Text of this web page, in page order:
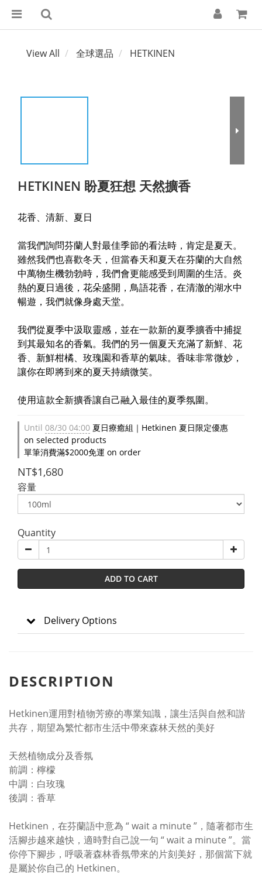
View All 全球選品 HETKINEN
HETKINEN 盼夏狂想 天然擴香
花香、清新、夏日
當我們詢問芬蘭人對最佳季節的看法時，肯定是夏天。
雖然我們也喜歡冬天，但當春天和夏天在芬蘭的大自然
中萬物生機勃勃時，我們會更能感受到周圍的生活。炎
熱的夏日過後，花朵盛開，鳥語花香，在清澈的湖水中
暢遊，我們就像身處天堂。
我們從夏季中汲取靈感，並在一款新的夏季擴香中捕捉
到其最知名的香氣。我們的另一個夏天充滿了新鮮、花
香、新鮮柑橘、玫瑰園和香草的氣味。香味非常微妙，
讓你在即將到來的夏天持續微笑。
使用這款全新擴香讓自己融入最佳的夏季氛圍。
Until 08/30 04:00 夏日療癒組｜Hetkinen 夏日限定優惠
on selected products
單筆消費滿$2000免運 on order
NT$1,680
容量
Quantity
ADD TO CART
Delivery Options
DESCRIPTION
Hetkinen運用對植物芳療的專業知識，讓生活與自然和諧
共存，期望為繁忙都市生活中帶來森林天然的美好
天然植物成分及香氛
前調：檸檬
中調：白玫瑰
後調：香草
Hetkinen，在芬蘭語中意為 “ wait a minute ”，隨著都市生
活腳步越來越快，適時對自己說一句 “ wait a minute ”。當
你停下腳步，呼吸著森林香氛帶來的片刻美好，那個當下就
是屬於你自己的 Hetkinen。